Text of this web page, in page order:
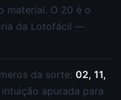
material. O 20 é o
da Lotofácil —
da sorte: 02, 11,
apurada para